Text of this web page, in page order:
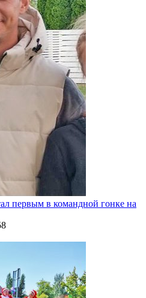
первым в командной гонке на